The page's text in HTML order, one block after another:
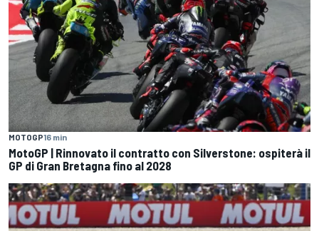
MOTOGP16 min
MotoGP | Rinnovato il contratto con Silverstone: ospiterà il
GP di Gran Bretagna fino al 2028